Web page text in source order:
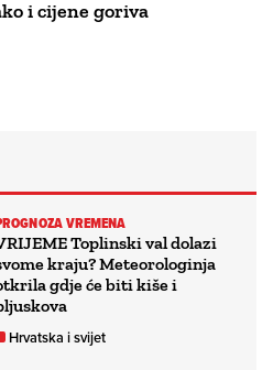
i cijene goriva
VREMENA
Toplinski val dolazi
kraju? Meteorologinja
gdje će biti kiše i
Hrvatska i svijet